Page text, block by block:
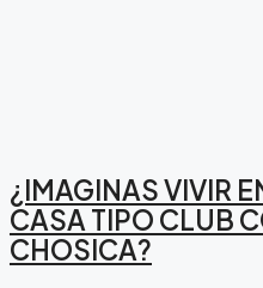
¿IMAGINAS VIVIR
CASA TIPO CLUB
CHOSICA?